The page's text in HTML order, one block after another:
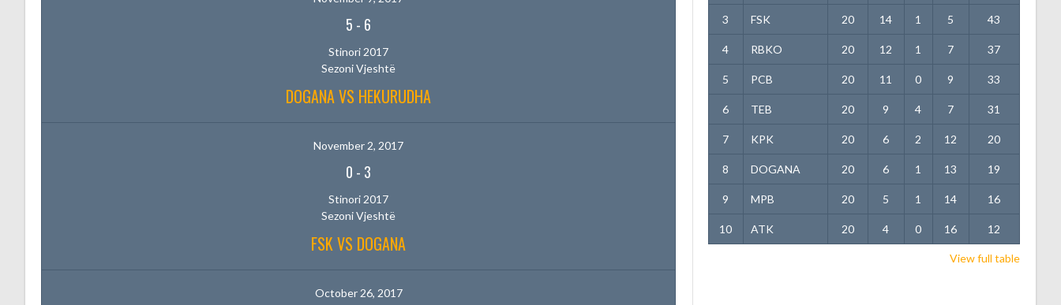
5 - 6
Stinori 2017
Sezoni Vjeshtë
DOGANA VS HEKURUDHA
November 2, 2017
0 - 3
Stinori 2017
Sezoni Vjeshtë
FSK VS DOGANA
October 26, 2017
3 FSK 20 14 1 5 43
4 RBKO 20 12 1 7 37
5 PCB 20 11 0 9 33
6 TEB 20 9 4 7 31
7 KPK 20 6 2 12 20
8 DOGANA 20 6 1 13 19
9 MPB 20 5 1 14 16
10 ATK 20 4 0 16 12
View full table